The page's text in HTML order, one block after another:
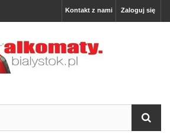
Zaloguj się
Kontakt z nami